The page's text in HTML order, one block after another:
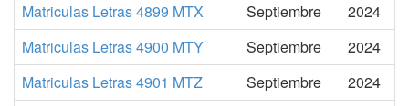
Matriculas Letras 4899 MTX
Septiembre
2024
Matriculas Letras 4900 MTY
Septiembre
2024
Matriculas Letras 4901 MTZ
Septiembre
2024